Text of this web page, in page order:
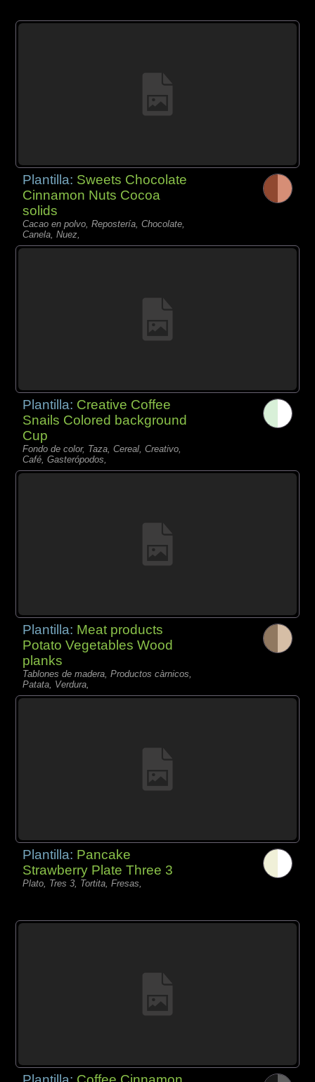
Plantilla: Sweets Chocolate
Cinnamon Nuts Cocoa
solids
Cacao en polvo, Repostería, Chocolate,
Canela, Nuez,
Plantilla: Creative Coffee
Snails Colored background
Cup
Fondo de color, Taza, Cereal, Creativo,
Café, Gasterópodos,
Plantilla: Meat products
Potato Vegetables Wood
planks
Tablones de madera, Productos càrnicos,
Patata, Verdura,
Plantilla: Pancake
Strawberry Plate Three 3
Plato, Tres 3, Tortita, Fresas,